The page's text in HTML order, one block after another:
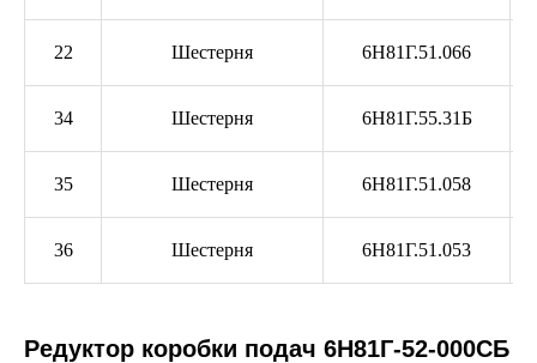
22 Шестерня 6Н81Г.51.066
34 Шестерня 6Н81Г.55.31Б
35 Шестерня 6Н81Г.51.058
36 Шестерня 6Н81Г.51.053
Редуктор коробки подач 6Н81Г-52-000СБ